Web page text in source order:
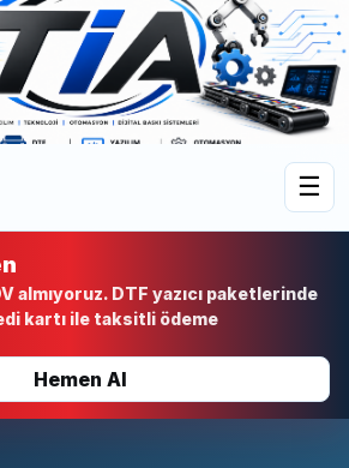
☰
almıyoruz. DTF yazıcı paketlerinde
kartı ile taksitli ödeme
Hemen Al